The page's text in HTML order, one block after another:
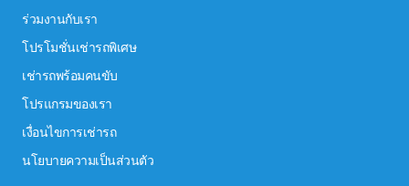
ร่วมงานกับเรา
โปรโมชั่นเช่ารถพิเศษ
เช่ารถพร้อมคนขับ
โปรแกรมของเรา
เงื่อนไขการเช่ารถ
นโยบายความเป็นส่วนตัว